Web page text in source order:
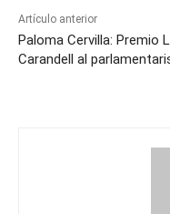
Artículo anterior
Paloma Cervilla: Premio
Carandell al